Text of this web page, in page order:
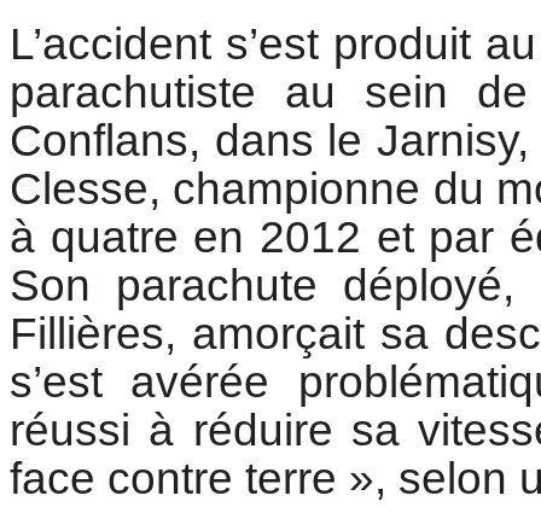
L’accident s’est produit
parachutiste au sein de
Conflans, dans le
Clesse, championne du
à quatre en 2012 et par
Son parachute
Fillières, amorçait sa
s’est avérée
réussi à réduire sa
face contre terre », selon